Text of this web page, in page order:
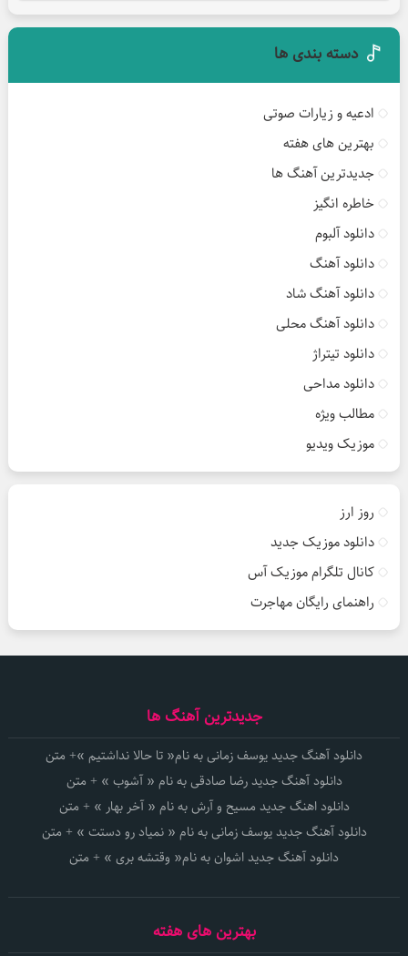
دسته بندی ها
ادعیه و زیارات صوتی
بهترین های هفته
جدیدترین آهنگ ها
خاطره انگیز
دانلود آلبوم
دانلود آهنگ
دانلود آهنگ شاد
دانلود آهنگ محلی
دانلود تیتراژ
دانلود مداحی
مطالب ویژه
موزیک ویدیو
روز ارز
دانلود موزیک جدید
کانال تلگرام موزیک آس
راهنمای رایگان مهاجرت
جدیدترین آهنگ ها
دانلود آهنگ جدید یوسف زمانی به نام« تا حالا نداشتیم »+ متن
دانلود آهنگ جدید رضا صادقی به نام « آشوب » + متن
دانلود اهنگ جدید مسیح و آرش به نام « آخر بهار » + متن
دانلود آهنگ جدید یوسف زمانی به نام « نمیاد رو دستت » + متن
دانلود آهنگ جدید اشوان به نام« وقتشه بری » + متن
بهترین های هفته